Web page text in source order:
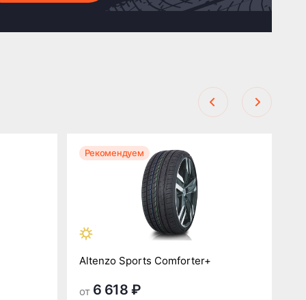
Рекомендуем
Altenzo Sports Comforter+
от 6 618 ₽